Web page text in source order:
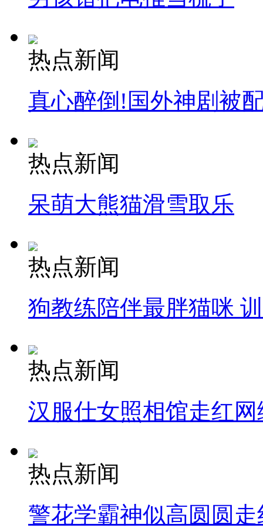
热点新闻
真心醉倒!国外神剧被
热点新闻
呆萌大熊猫滑雪取乐
热点新闻
狗教练陪伴最胖猫咪
热点新闻
汉服仕女照相馆走红网
热点新闻
警花学霸神似高圆圆走